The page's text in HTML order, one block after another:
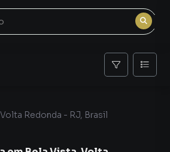
Redonda - RJ, Brasil